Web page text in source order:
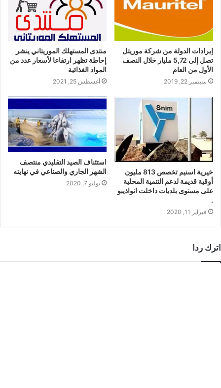
إيرادات الدولة من شركة موريتل
تصل إلى 5,72 مليار خلال النصف
الأول من العام
سبتمبر 22, 2019
منتدى المستهلك الموريتاني ينشر
إحاطة تظهر ارتفاعا لأسعار عدد من
المواد الغذائية
أغسطس 25, 2021
خيرية اسنيم تخصص 813 مليون
أوقية قديمة لدعم التنمية المحلية
على مستوى بلديات داخلت انواذيبو
.
فبراير 11, 2020
استئناف الصيد التقليدي منتصف
الشهر الجاري والصناعي في نهايته
يوليو 7, 2020
اترك ردا